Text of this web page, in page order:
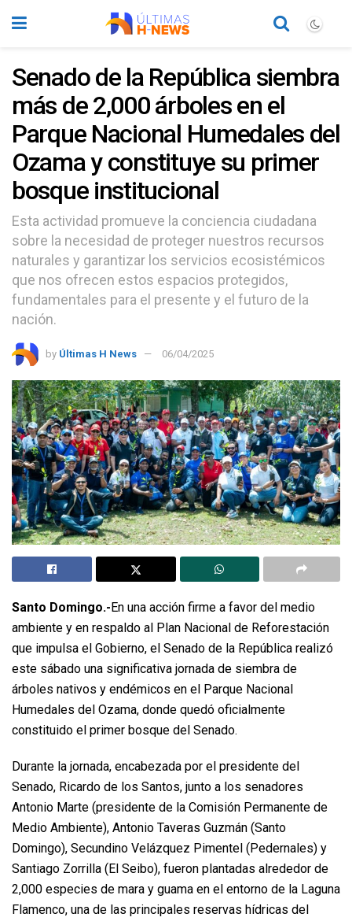
Senado de la República siembra
más de 2,000 árboles en el
Parque Nacional Humedales del
Ozama y constituye su primer
bosque institucional
Esta actividad promueve la conciencia ciudadana
sobre la necesidad de proteger nuestros recursos
naturales y garantizar los servicios ecosistémicos
que nos ofrecen estos espacios protegidos,
fundamentales para el presente y el futuro de la
nación.
by Últimas H News 06/04/2025
Santo Domingo.-En una acción firme a favor del medio
ambiente y en respaldo al Plan Nacional de Reforestación
que impulsa el Gobierno, el Senado de la República realizó
este sábado una significativa jornada de siembra de
árboles nativos y endémicos en el Parque Nacional
Humedales del Ozama, donde quedó oficialmente
constituido el primer bosque del Senado.
Durante la jornada, encabezada por el presidente del
Senado, Ricardo de los Santos, junto a los senadores
Antonio Marte (presidente de la Comisión Permanente de
Medio Ambiente), Antonio Taveras Guzmán (Santo
Domingo), Secundino Velázquez Pimentel (Pedernales) y
Santiago Zorrilla (El Seibo), fueron plantadas alrededor de
2,000 especies de mara y guama en el entorno de la Laguna
Flamenco, una de las principales reservas hídricas del